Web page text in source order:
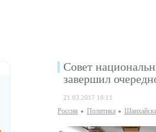
Совет
завершил
21.03.2017 10:11
Россия Политика